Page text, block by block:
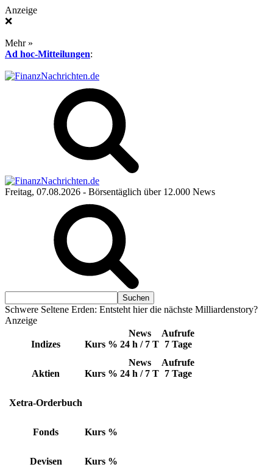
Anzeige
❌
Mehr »
Ad hoc-Mitteilungen:
Freitag, 07.08.2026 - Börsentäglich über 12.000 News
Schwere Seltene Erden: Entsteht hier die nächste Milliardenstory?
Anzeige
Indizes Kurs %
News
24 h / 7 T
Aufrufe
7 Tage
Aktien Kurs %
News
24 h / 7 T
Aufrufe
7 Tage
Xetra-Orderbuch
Fonds Kurs %
Devisen Kurs %